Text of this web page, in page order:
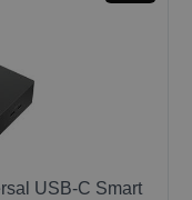
USB-C Smart